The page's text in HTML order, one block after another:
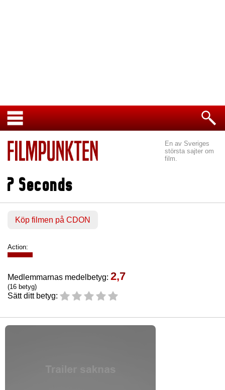
En av Sveriges
största sajter om
film.
7 Seconds
Köp filmen på CDON
Action:
Medlemmarnas medelbetyg: 2,7
(16 betyg)
Sätt ditt betyg: